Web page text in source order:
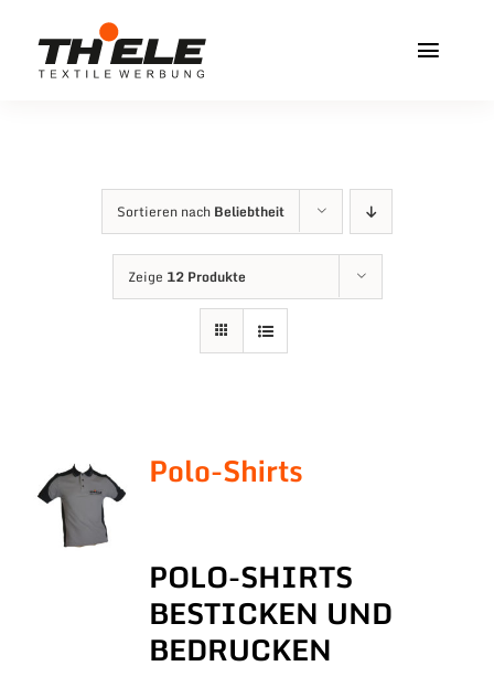
Inhalt
Service & Info
Sortieren nach Beliebtheit
Zeige 12 Produkte
Polo-Shirts
POLO-SHIRTS
BESTICKEN UND
BEDRUCKEN